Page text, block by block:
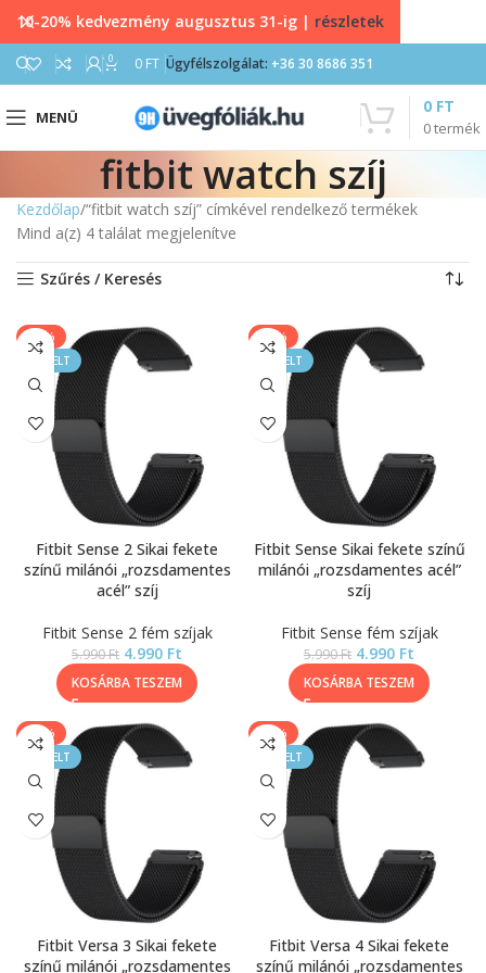
0 0 FT Ügyfélszolgálat: +36 30 8686 351
MENÜ
0termék
0 FT
fitbit watch szíj
Kezdőlap “fitbit watch szíj” címkével rendelkező termékek
Mind a(z) 4 találat megjelenítve
Szűrés / Keresés
-17%
KIEMELT
Fitbit Sense 2 Sikai fekete
színű milánói „rozsdamentes
acél” szíj
Fitbit Sense 2 fém szíjak
5.990Ft 4.990 Ft
KOSÁRBA TESZEM
-17%
KIEMELT
Fitbit Sense Sikai fekete színű
milánói „rozsdamentes acél”
szíj
Fitbit Sense fém szíjak
5.990Ft 4.990 Ft
KOSÁRBA TESZEM
-17%
KIEMELT
Fitbit Versa 3 Sikai fekete
színű milánói „rozsdamentes
-17%
KIEMELT
Fitbit Versa 4 Sikai fekete
színű milánói „rozsdamentes
10-20% kedvezmény augusztus 31-ig | részletek